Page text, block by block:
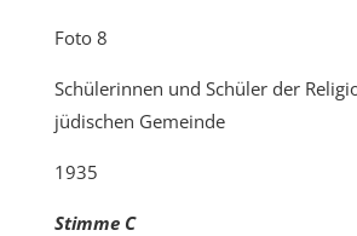
Foto 8
Schülerinnen und Schüler der
jüdischen Gemeinde
1935
Stimme C